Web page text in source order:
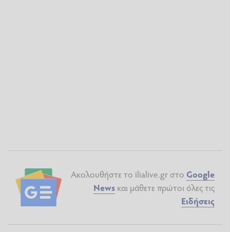
Ακολουθήστε το ilialive.gr στο Google
News και μάθετε πρώτοι όλες τις
Ειδήσεις